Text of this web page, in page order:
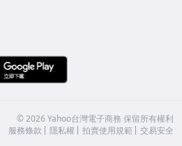
©2026 Yahoo台灣電子商務 保留所有權利
服務條款
隱私權 拍賣使用規範 交易安全